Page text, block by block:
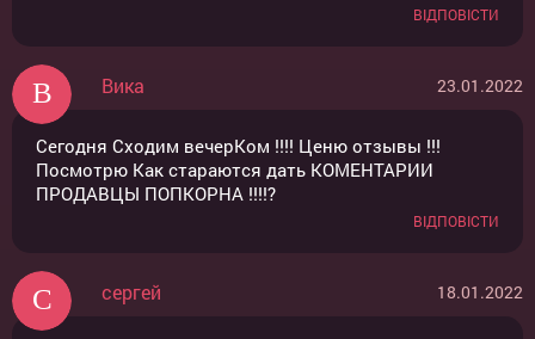
ВІДПОВІСТИ
Вика 23.01.2022
Сегодня Сходим вечерКом !!!! Ценю отзывы !!!
Посмотрю Как стараются дать КОМЕНТАРИИ
ПРОДАВЦЫ ПОПКОРНА !!!!?
ВІДПОВІСТИ
сергей 18.01.2022